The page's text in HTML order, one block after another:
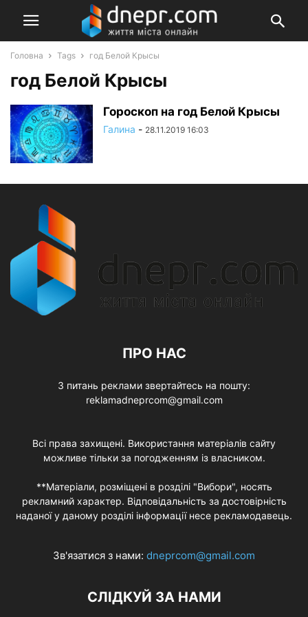
Головна Tags год Белой Крысы
год Белой Крысы
Гороскоп на год Белой Крысы
Галина - 28.11.2019 16:03
ПРО НАС
З питань реклами звертайтесь на пошту:
reklamadneprcom@gmail.com
Всі права захищені. Використання матеріалів сайту
можливе тільки за погодженням із власником.
**Матеріали, розміщені в розділі "Вибори", носять
рекламний характер. Відповідальність за достовірність
наданої у даному розділі інформації несе рекламодавець.
Зв'язатися з нами: dneprcom@gmail.com
СЛІДКУЙ ЗА НАМИ